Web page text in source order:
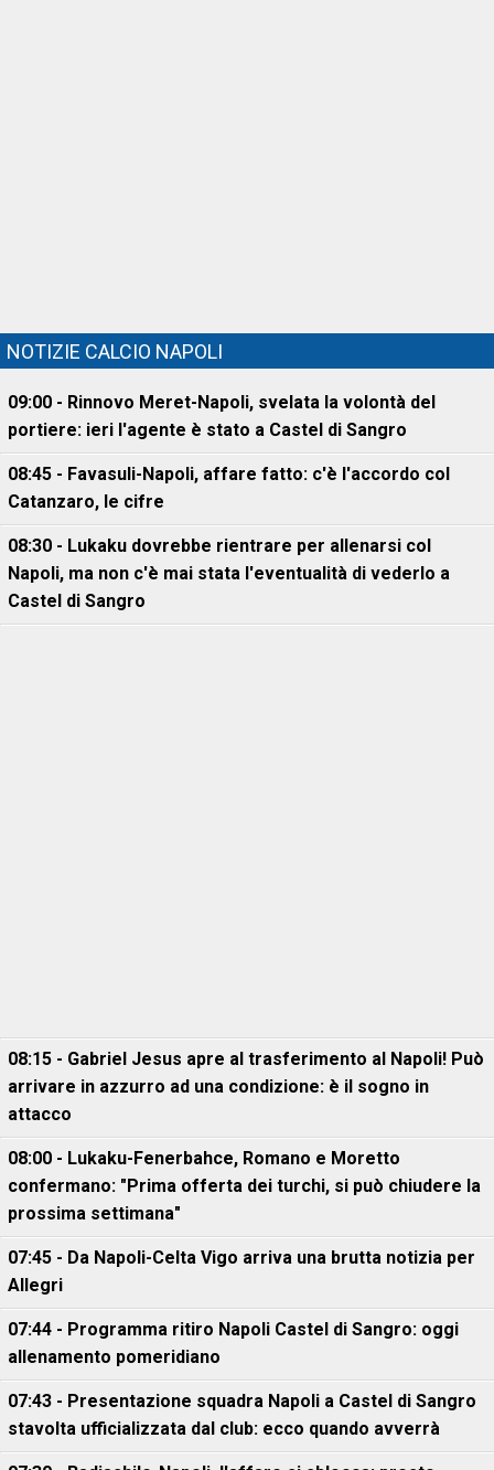
NOTIZIE CALCIO NAPOLI
09:00 - Rinnovo Meret-Napoli, svelata la volontà del
portiere: ieri l'agente è stato a Castel di Sangro
08:45 - Favasuli-Napoli, affare fatto: c'è l'accordo col
Catanzaro, le cifre
08:30 - Lukaku dovrebbe rientrare per allenarsi col
Napoli, ma non c'è mai stata l'eventualità di vederlo a
Castel di Sangro
08:15 - Gabriel Jesus apre al trasferimento al Napoli! Può
arrivare in azzurro ad una condizione: è il sogno in
attacco
08:00 - Lukaku-Fenerbahce, Romano e Moretto
confermano: "Prima offerta dei turchi, si può chiudere la
prossima settimana"
07:45 - Da Napoli-Celta Vigo arriva una brutta notizia per
Allegri
07:44 - Programma ritiro Napoli Castel di Sangro: oggi
allenamento pomeridiano
07:43 - Presentazione squadra Napoli a Castel di Sangro
stavolta ufficializzata dal club: ecco quando avverrà